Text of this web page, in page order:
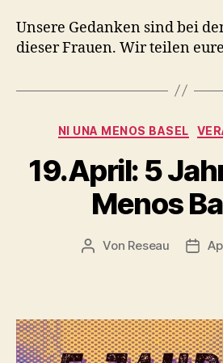
Unsere Gedanken sind bei
dieser Frauen. Wir teilen
NI UNA MENOS BASEL
19.April: 5
Menos
Beitragsautor
Von Reseau